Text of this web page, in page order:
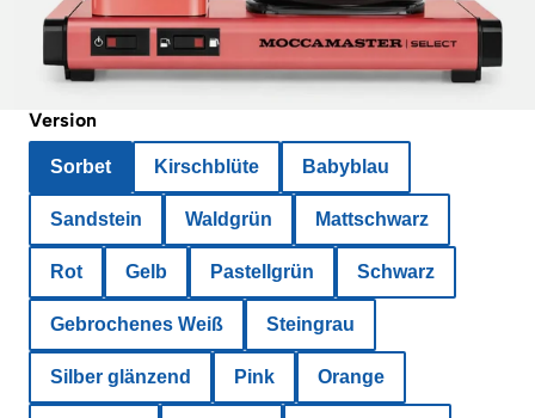
Version
Sorbet Kirschblüte Babyblau
Sandstein Waldgrün Mattschwarz
Rot Gelb Pastellgrün Schwarz
Gebrochenes Weiß Steingrau
Silber glänzend Pink Orange